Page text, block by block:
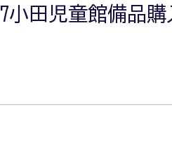
7小田児童館備品購